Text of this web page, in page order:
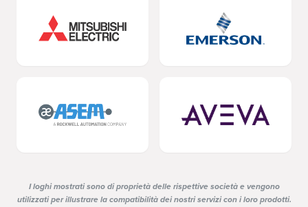
I loghi mostrati sono di proprietà delle rispettive società e vengono
utilizzati per illustrare la compatibilità dei nostri servizi con i loro prodotti.